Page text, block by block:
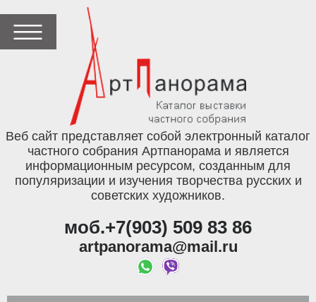
Веб сайт представляет собой электронный каталог
частного собрания Артпанорама и является
информационным ресурсом, созданным для
популяризации и изучения творчества русских и
советских художников.
моб.+7(903) 509 83 86
artpanorama@mail.ru